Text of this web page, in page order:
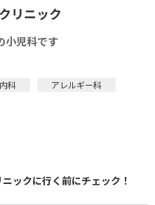
リニック
小児科です
内科 アレルギー科
ックに行く前にチェック！